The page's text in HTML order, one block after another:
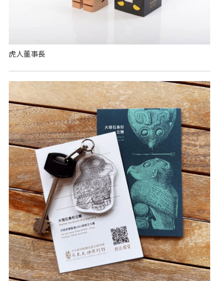
虎人董事長